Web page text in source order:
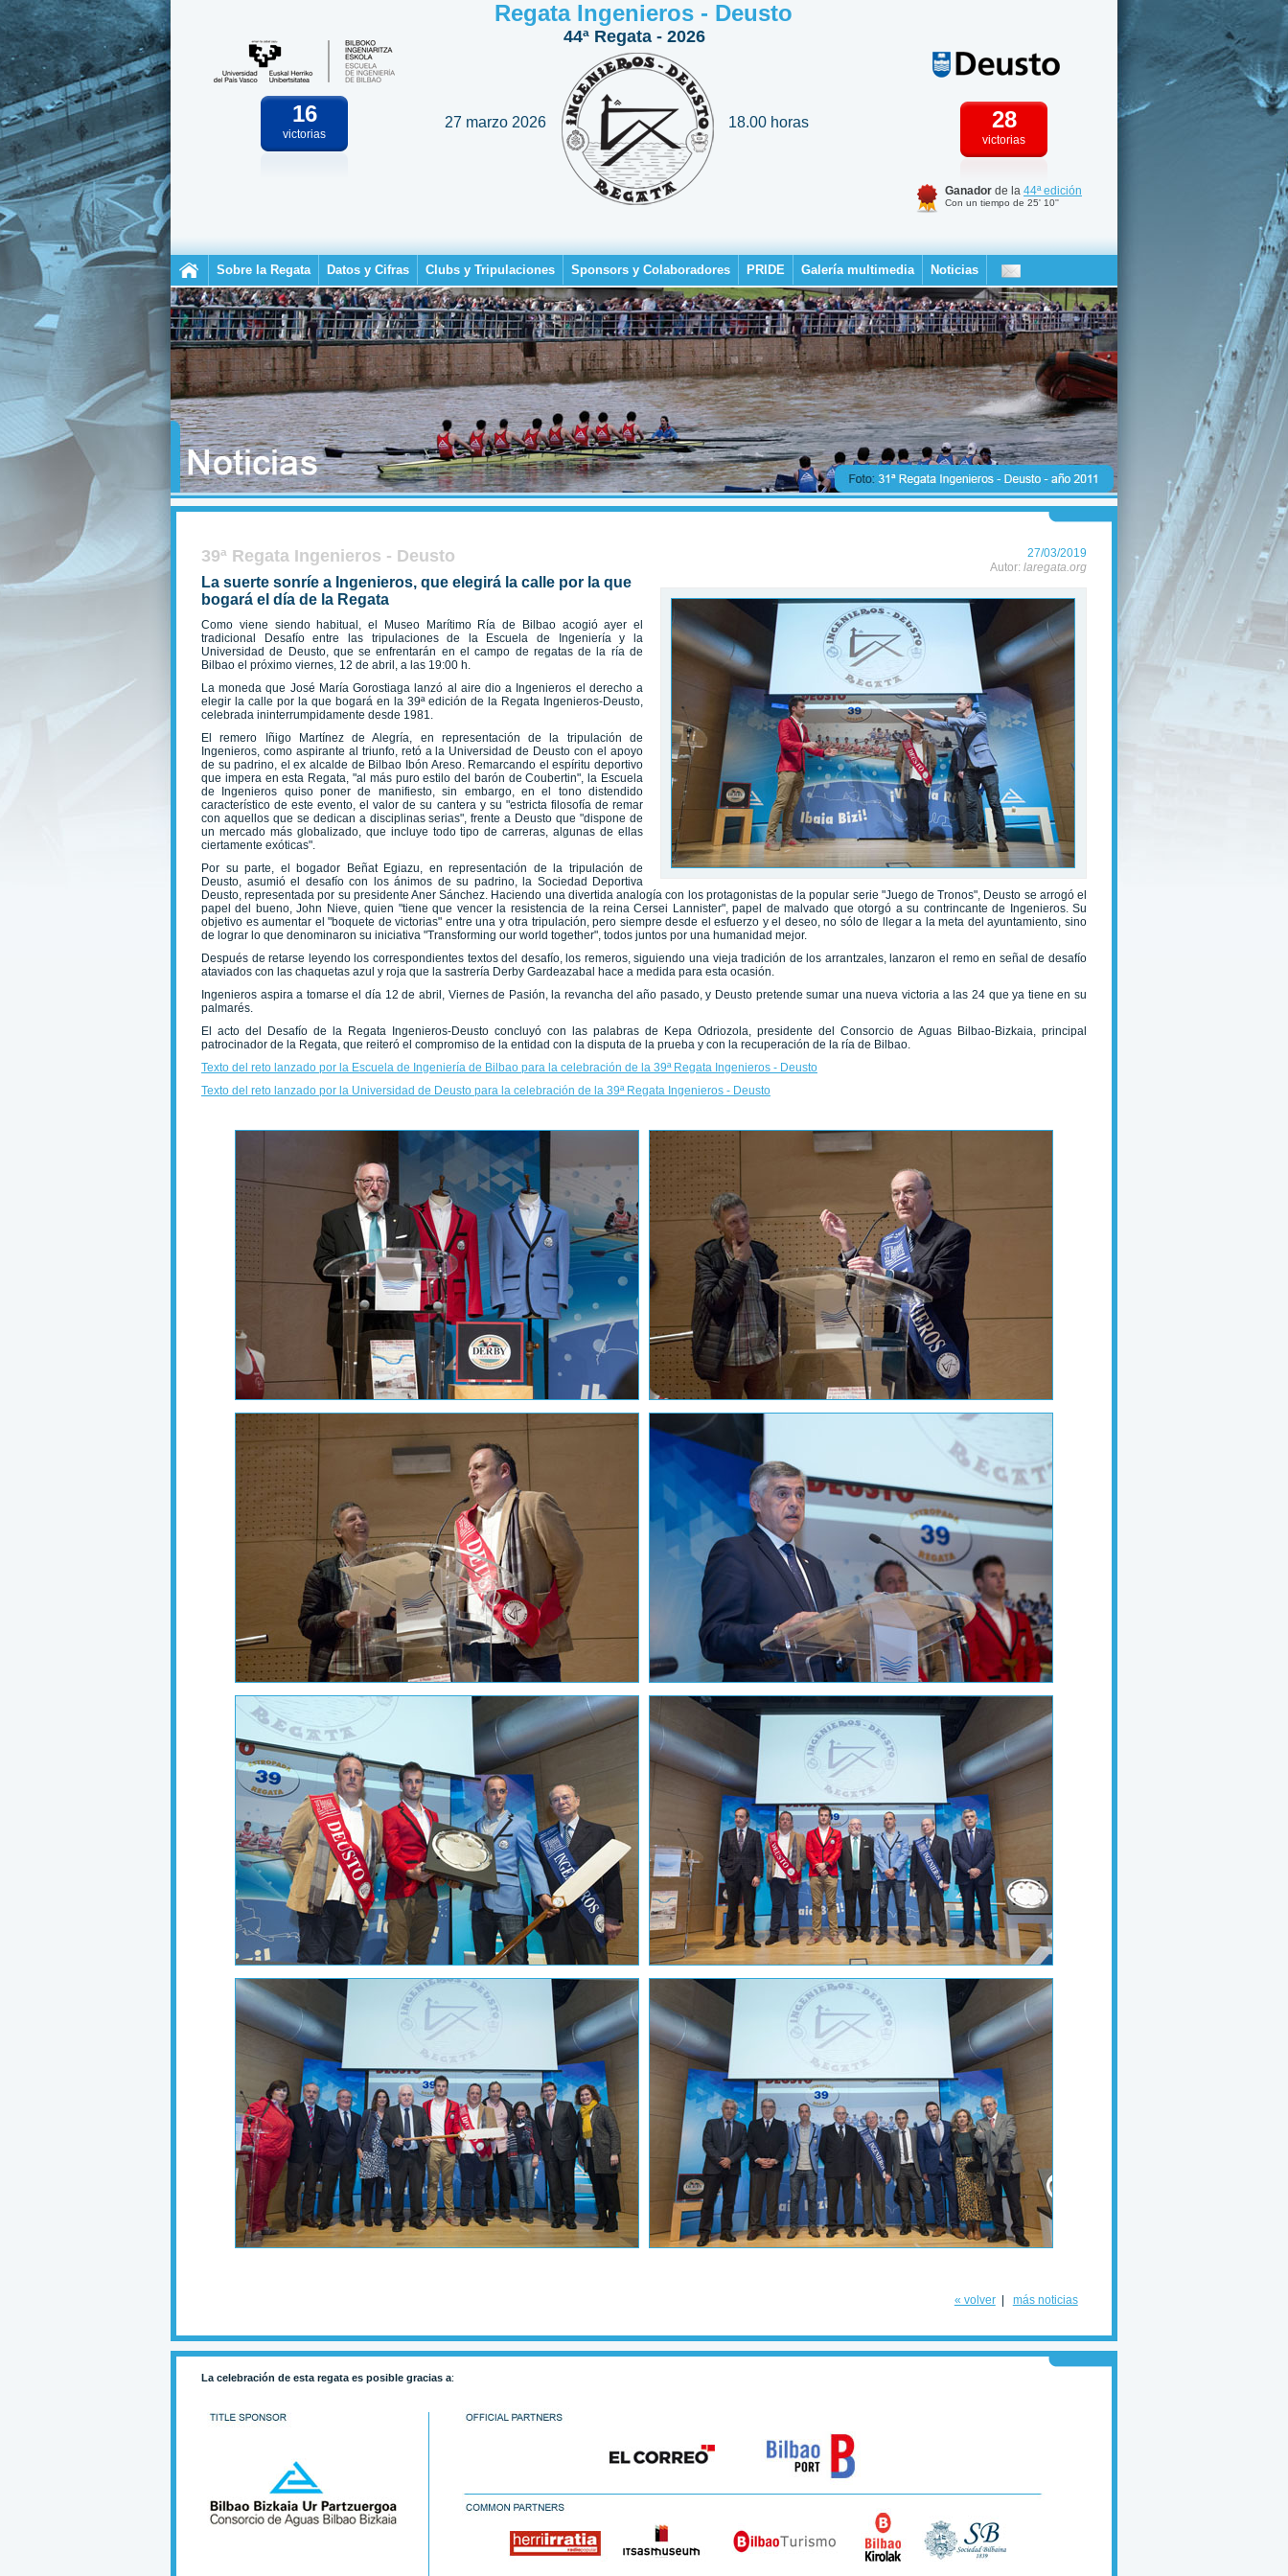
16
victorias
Regata Ingenieros - Deusto
44ª Regata - 2026
27 marzo 2026 18.00 horas 28
victorias
Ganador de la 44ª edición
Con un tiempo de 25' 10''
Sobre la Regata Datos y Cifras Clubs y Tripulaciones Sponsors y Colaboradores PRIDE Galería multimedia Noticias
39ª Regata Ingenieros - Deusto
27/03/2019
Autor: laregata.org
La suerte sonríe a Ingenieros, que elegirá la calle por la que
bogará el día de la Regata
Como viene siendo habitual, el Museo Marítimo Ría de Bilbao acogió ayer el
tradicional Desafío entre las tripulaciones de la Escuela de Ingeniería y la
Universidad de Deusto, que se enfrentarán en el campo de regatas de la ría de
Bilbao el próximo viernes, 12 de abril, a las 19:00 h.
La moneda que José María Gorostiaga lanzó al aire dio a Ingenieros el derecho a
elegir la calle por la que bogará en la 39ª edición de la Regata Ingenieros-Deusto,
celebrada ininterrumpidamente desde 1981.
El remero Iñigo Martínez de Alegría, en representación de la tripulación de
Ingenieros, como aspirante al triunfo, retó a la Universidad de Deusto con el apoyo
de su padrino, el ex alcalde de Bilbao Ibón Areso. Remarcando el espíritu deportivo
que impera en esta Regata, "al más puro estilo del barón de Coubertin", la Escuela
de Ingenieros quiso poner de manifiesto, sin embargo, en el tono distendido
característico de este evento, el valor de su cantera y su "estricta filosofía de remar
con aquellos que se dedican a disciplinas serias", frente a Deusto que "dispone de
un mercado más globalizado, que incluye todo tipo de carreras, algunas de ellas
ciertamente exóticas".
Por su parte, el bogador Beñat Egiazu, en representación de la tripulación de
Deusto, asumió el desafío con los ánimos de su padrino, la Sociedad Deportiva
Deusto, representada por su presidente Aner Sánchez. Haciendo una divertida analogía con los protagonistas de la popular serie "Juego de Tronos", Deusto se arrogó el
papel del bueno, John Nieve, quien "tiene que vencer la resistencia de la reina Cersei Lannister", papel de malvado que otorgó a su contrincante de Ingenieros. Su
objetivo es aumentar el "boquete de victorias" entre una y otra tripulación, pero siempre desde el esfuerzo y el deseo, no sólo de llegar a la meta del ayuntamiento, sino
de lograr lo que denominaron su iniciativa "Transforming our world together", todos juntos por una humanidad mejor.
Después de retarse leyendo los correspondientes textos del desafío, los remeros, siguiendo una vieja tradición de los arrantzales, lanzaron el remo en señal de desafío
ataviados con las chaquetas azul y roja que la sastrería Derby Gardeazabal hace a medida para esta ocasión.
Ingenieros aspira a tomarse el día 12 de abril, Viernes de Pasión, la revancha del año pasado, y Deusto pretende sumar una nueva victoria a las 24 que ya tiene en su
palmarés.
El acto del Desafío de la Regata Ingenieros-Deusto concluyó con las palabras de Kepa Odriozola, presidente del Consorcio de Aguas Bilbao-Bizkaia, principal
patrocinador de la Regata, que reiteró el compromiso de la entidad con la disputa de la prueba y con la recuperación de la ría de Bilbao.
Texto del reto lanzado por la Escuela de Ingeniería de Bilbao para la celebración de la 39ª Regata Ingenieros - Deusto
Texto del reto lanzado por la Universidad de Deusto para la celebración de la 39ª Regata Ingenieros - Deusto
« volver| más noticias
La celebración de esta regata es posible gracias a: